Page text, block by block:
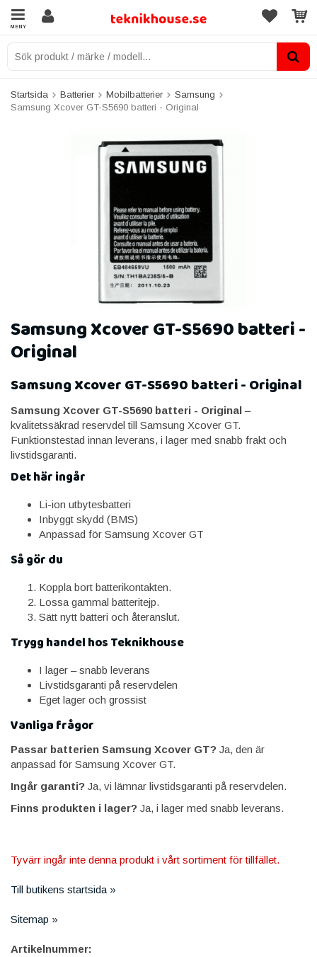
MENY
Startsida Batterier Mobilbatterier
Samsung
Samsung Xcover GT-S5690 batteri - Original
Samsung Xcover GT-S5690 batteri -
Original
Samsung Xcover GT-S5690 batteri - Original
Samsung Xcover GT-S5690 batteri - Original –
kvalitetssäkrad reservdel till Samsung Xcover GT.
Funktionstestad innan leverans, i lager med snabb frakt och
livstidsgaranti.
Det här ingår
Li-ion utbytesbatteri
Inbyggt skydd (BMS)
Anpassad för Samsung Xcover GT
Så gör du
Koppla bort batterikontakten.
Lossa gammal batteritejp.
Sätt nytt batteri och återanslut.
Trygg handel hos Teknikhouse
I lager – snabb leverans
Livstidsgaranti på reservdelen
Eget lager och grossist
Vanliga frågor
Passar batterien Samsung Xcover GT? Ja, den är
anpassad för Samsung Xcover GT.
Ingår garanti? Ja, vi lämnar livstidsgaranti på reservdelen.
Finns produkten i lager? Ja, i lager med snabb leverans.
Tyvärr ingår inte denna produkt i vårt sortiment för tillfället.
Till butikens startsida »
Sitemap »
Artikelnummer: